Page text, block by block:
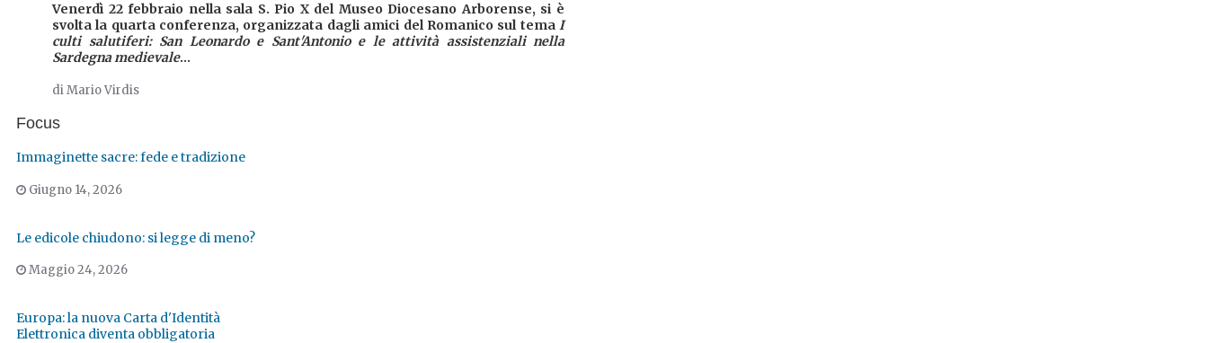
Venerdì 22 febbraio nella sala S. Pio X del Museo Diocesano Arborense, si è
svolta la quarta conferenza, organizzata dagli amici del Romanico sul tema I
culti salutiferi: San Leonardo e Sant'Antonio e le attività assistenziali nella
Sardegna medievale...
di Mario Virdis
Focus
Immaginette sacre: fede e tradizione
Giugno 14, 2026
Le edicole chiudono: si legge di meno?
Maggio 24, 2026
Europa: la nuova Carta d'Identità
Elettronica diventa obbligatoria